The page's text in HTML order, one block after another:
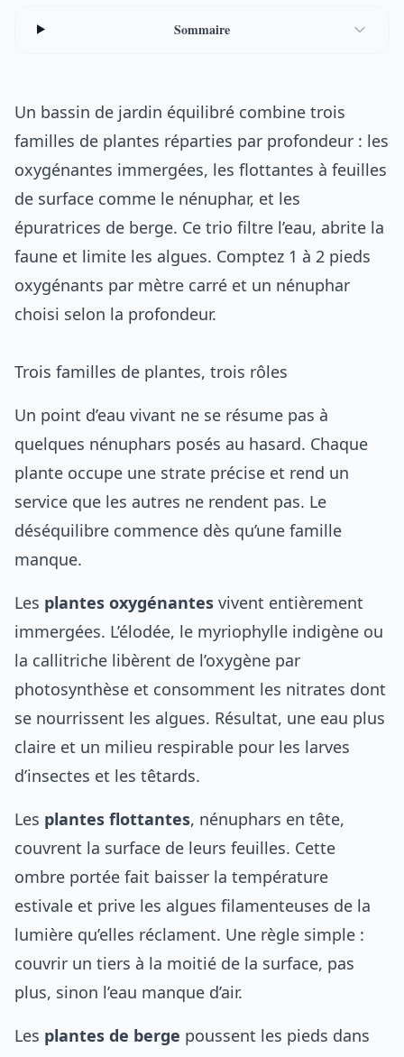
Sommaire
Un bassin de jardin équilibré combine trois
familles de plantes réparties par profondeur : les
oxygénantes immergées, les flottantes à feuilles
de surface comme le nénuphar, et les
épuratrices de berge. Ce trio filtre l’eau, abrite la
faune et limite les algues. Comptez 1 à 2 pieds
oxygénants par mètre carré et un nénuphar
choisi selon la profondeur.
Trois familles de plantes, trois rôles
Un point d’eau vivant ne se résume pas à
quelques nénuphars posés au hasard. Chaque
plante occupe une strate précise et rend un
service que les autres ne rendent pas. Le
déséquilibre commence dès qu’une famille
manque.
Les plantes oxygénantes vivent entièrement
immergées. L’élodée, le myriophylle indigène ou
la callitriche libèrent de l’oxygène par
photosynthèse et consomment les nitrates dont
se nourrissent les algues. Résultat, une eau plus
claire et un milieu respirable pour les larves
d’insectes et les têtards.
Les plantes flottantes, nénuphars en tête,
couvrent la surface de leurs feuilles. Cette
ombre portée fait baisser la température
estivale et prive les algues filamenteuses de la
lumière qu’elles réclament. Une règle simple :
couvrir un tiers à la moitié de la surface, pas
plus, sinon l’eau manque d’air.
Les plantes de berge poussent les pieds dans